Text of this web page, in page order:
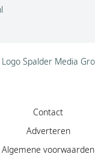
Contact
Adverteren
Algemene voorwaarden